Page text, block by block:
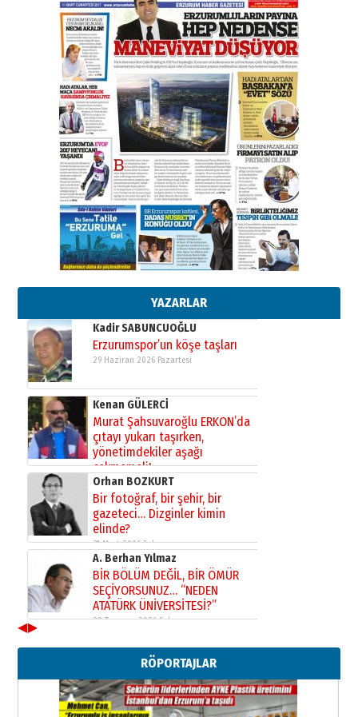
YAZARLAR
31 Mart 2026 Salı
A. Berhan Yılmaz
BİR BÖLÜM DEĞİL, BİR ÖMÜR
SEÇİYORSUNUZ… “NEDEN
ATATÜRK ÜNİVERSİTESİ?”
28 Temmuz 2026 Salı
Ahmet Gökhan YAZICI
Ahmed Yesevi’den bir Alperen…
”Reisimiz” idi… Hakka yürüdü.!
26 Mart 2026 Perşembe
Cem Bakırcı
Ardında bıraktığı hatıralarıyla
gönül adamı Faruk Terzioğlu!
13 Mayıs 2026 Çarşamba
Esat BİNDESEN
Başkan Sekmen’den Erzurum’a
bir vizyon proje daha!
02 Ağustos 2026 Pazar
Kadir SABUNCUOĞLU
Erzurumspor’un köşe taşları
29 Haziran 2026 Pazartesi
Kenan GÜLERCİ
Murat Şahsuvaroğlu ERKON’da
çıtayı yukarı taşırken,
yönetimdekiler aşağı
çekmemeli!
17 Şubat 2026 SalıOrhan BOZKURT
Bir fotoğraf, bir şehir, bir
gazeteci… Dizginler kimin
elinde?
31 Mart 2026 Salı
A. Berhan Yılmaz
BİR BÖLÜM DEĞİL, BİR ÖMÜR
SEÇİYORSUNUZ… “NEDEN
ATATÜRK ÜNİVERSİTESİ?”
28 Temmuz 2026 Salı
Ahmed Yesevi’den bir Alperen…
”Reisimiz” idi… Hakka yürüdü.!
26 Mart 2026 Perşembe
Cem Bakırcı
◀▶
RÖPORTAJLAR